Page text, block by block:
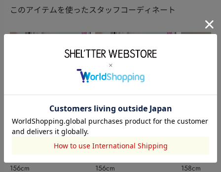
このアイテムを使ったスタッフコーディネート
156cm
rienda
156cm
158cm